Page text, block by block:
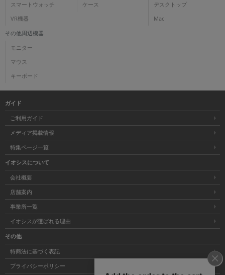
スマートウォッチ
VR機器
ケース
デスクトップ
Mac
その他周辺機器
モニター
マウス
キーボード
ガイド
ご利用ガイド
メディア掲載情報
特集ページ一覧
イオシスについて
会社概要
店舗案内
事業所一覧
イオシスが選ばれる理由
その他
特商法に基づく表記
プライバシーポリシー